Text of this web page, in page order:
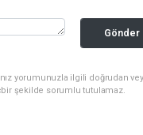
Gönder
yorumunuzla ilgili doğrudan
şekilde sorumlu tutulamaz.